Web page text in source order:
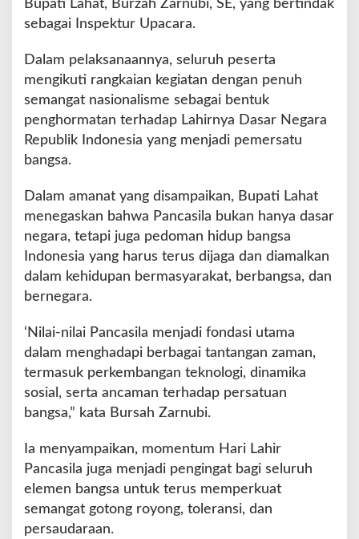
e
s
a
a
t
Bupati Lahat, Burzah Zarnubi, SE, yang bertindak
sebagai Inspektur Upacara.
Dalam pelaksanaannya, seluruh peserta
mengikuti rangkaian kegiatan dengan penuh
semangat nasionalisme sebagai bentuk
penghormatan terhadap Lahirnya Dasar Negara
Republik Indonesia yang menjadi pemersatu
bangsa.
Dalam amanat yang disampaikan, Bupati Lahat
menegaskan bahwa Pancasila bukan hanya dasar
negara, tetapi juga pedoman hidup bangsa
Indonesia yang harus terus dijaga dan diamalkan
dalam kehidupan bermasyarakat, berbangsa, dan
bernegara.
‘Nilai-nilai Pancasila menjadi fondasi utama
dalam menghadapi berbagai tantangan zaman,
termasuk perkembangan teknologi, dinamika
sosial, serta ancaman terhadap persatuan
bangsa,” kata Bursah Zarnubi.
Ia menyampaikan, momentum Hari Lahir
Pancasila juga menjadi pengingat bagi seluruh
elemen bangsa untuk terus memperkuat
semangat gotong royong, toleransi, dan
persaudaraan.